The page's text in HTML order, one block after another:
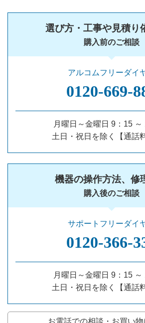
選び方・工事や見積り
購入前のご相談
アルコムフリーダイ
月曜日～金曜日 9：15 ～
土日・祝日を除く【通話
機器の操作方法、修
購入後のご相談
サポートフリーダイ
月曜日～金曜日 9：15 ～
土日・祝日を除く【通話
お電話での相談・お買い物